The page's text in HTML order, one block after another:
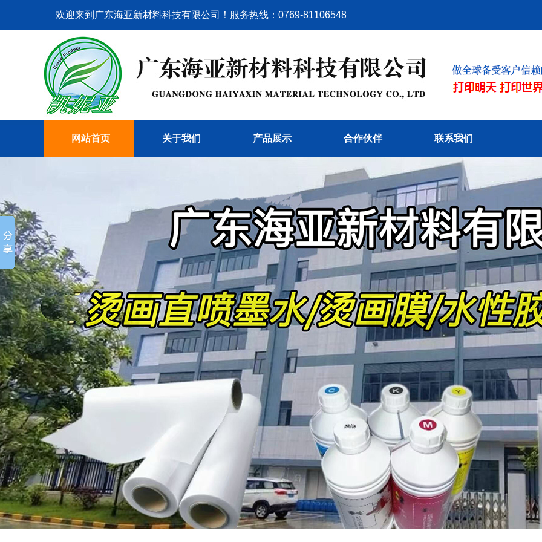
欢迎来到广东海亚新材料科技有限公司！服务热线：0769-81106548
网站首页 关于我们
企业设备
企业文化
人才招聘
产品展示
水性油墨类
烫画膜
高弹机印浆
机印厚板浆
PU防冻浆
高弹手印浆
烫金浆
唛头烫画
水性热熔胶
合作伙伴 联系我们